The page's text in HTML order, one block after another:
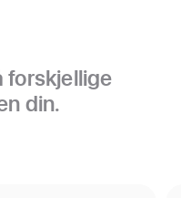
forskjellige
din.